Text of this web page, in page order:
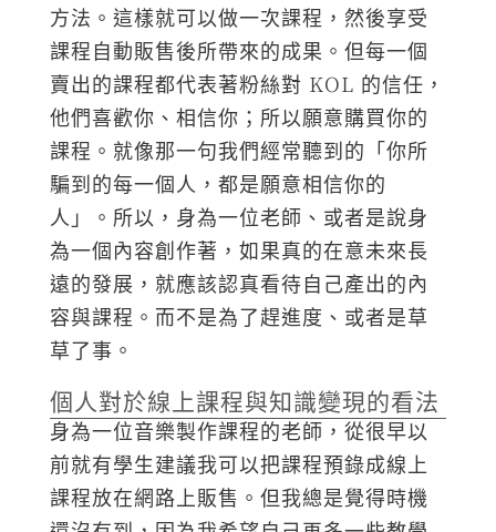
方法。這樣就可以做一次課程，然後享受
課程自動販售後所帶來的成果。但每一個
賣出的課程都代表著粉絲對 KOL 的信任，
他們喜歡你、相信你；所以願意購買你的
課程。就像那一句我們經常聽到的「你所
騙到的每一個人，都是願意相信你的
人」。所以，身為一位老師、或者是說身
為一個內容創作著，如果真的在意未來長
遠的發展，就應該認真看待自己產出的內
容與課程。而不是為了趕進度、或者是草
草了事。
個人對於線上課程與知識變現的看法
身為一位音樂製作課程的老師，從很早以
前就有學生建議我可以把課程預錄成線上
課程放在網路上販售。但我總是覺得時機